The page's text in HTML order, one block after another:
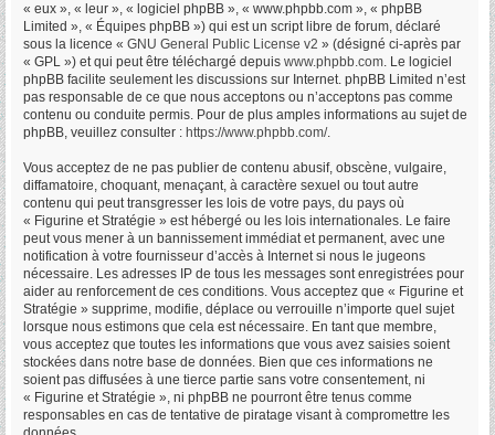
« eux », « leur », « logiciel phpBB », « www.phpbb.com », « phpBB
Limited », « Équipes phpBB ») qui est un script libre de forum, déclaré
sous la licence « GNU General Public License v2 » (désigné ci-après par
« GPL ») et qui peut être téléchargé depuis www.phpbb.com. Le logiciel
phpBB facilite seulement les discussions sur Internet. phpBB Limited n’est
pas responsable de ce que nous acceptons ou n’acceptons pas comme
contenu ou conduite permis. Pour de plus amples informations au sujet de
phpBB, veuillez consulter : https://www.phpbb.com/.
Vous acceptez de ne pas publier de contenu abusif, obscène, vulgaire,
diffamatoire, choquant, menaçant, à caractère sexuel ou tout autre
contenu qui peut transgresser les lois de votre pays, du pays où
« Figurine et Stratégie » est hébergé ou les lois internationales. Le faire
peut vous mener à un bannissement immédiat et permanent, avec une
notification à votre fournisseur d’accès à Internet si nous le jugeons
nécessaire. Les adresses IP de tous les messages sont enregistrées pour
aider au renforcement de ces conditions. Vous acceptez que « Figurine et
Stratégie » supprime, modifie, déplace ou verrouille n’importe quel sujet
lorsque nous estimons que cela est nécessaire. En tant que membre,
vous acceptez que toutes les informations que vous avez saisies soient
stockées dans notre base de données. Bien que ces informations ne
soient pas diffusées à une tierce partie sans votre consentement, ni
« Figurine et Stratégie », ni phpBB ne pourront être tenus comme
responsables en cas de tentative de piratage visant à compromettre les